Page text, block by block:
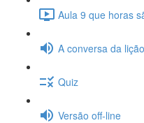
Aula 9 que horas
A conversa da lição
Quiz
Versão off-line